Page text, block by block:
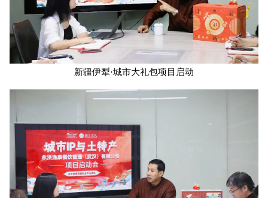
新疆伊犁·城市大礼包项目启动